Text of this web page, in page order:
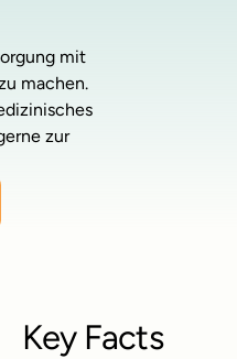
mit
machen.
zur
Key Facts